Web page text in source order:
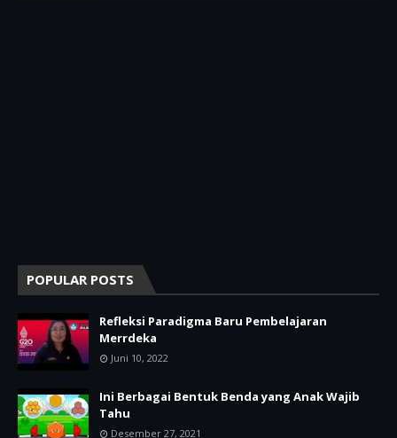
POPULAR POSTS
Refleksi Paradigma Baru Pembelajaran
Merrdeka
Juni 10, 2022
Ini Berbagai Bentuk Benda yang Anak Wajib
Tahu
Desember 27, 2021